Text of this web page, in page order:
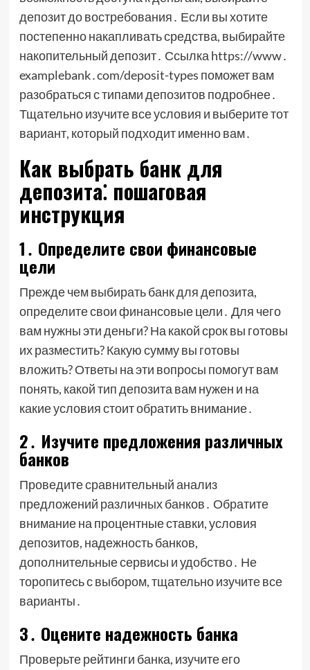
депозит до востребования․ Если вы хотите
постепенно накапливать средства, выбирайте
накопительный депозит․ Ссылка https://www․
examplebank․com/deposit-types поможет вам
разобраться с типами депозитов подробнее․
Тщательно изучите все условия и выберите тот
вариант, который подходит именно вам․
Как выбрать банк для
депозита⁚ пошаговая
инструкция
1․ Определите свои финансовые
цели
Прежде чем выбирать банк для депозита,
определите свои финансовые цели․ Для чего
вам нужны эти деньги? На какой срок вы готовы
их разместить? Какую сумму вы готовы
вложить? Ответы на эти вопросы помогут вам
понять, какой тип депозита вам нужен и на
какие условия стоит обратить внимание․
2․ Изучите предложения различных
банков
Проведите сравнительный анализ
предложений различных банков․ Обратите
внимание на процентные ставки, условия
депозитов, надежность банков,
дополнительные сервисы и удобство․ Не
торопитесь с выбором, тщательно изучите все
варианты․
3․ Оцените надежность банка
Проверьте рейтинги банка, изучите его